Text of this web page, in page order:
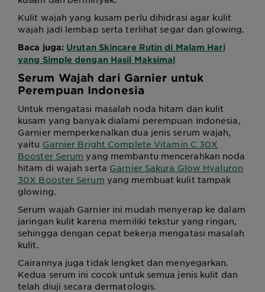
Kulit wajah yang kusam perlu dihidrasi agar kulit
wajah jadi lembap serta terlihat segar dan glowing.
Baca juga: Urutan Skincare Rutin di Malam Hari
yang Simple dengan Hasil Maksimal
Serum Wajah dari Garnier untuk
Perempuan Indonesia
Untuk mengatasi masalah noda hitam dan kulit
kusam yang banyak dialami perempuan Indonesia,
Garnier memperkenalkan dua jenis serum wajah,
yaitu Garnier Bright Complete Vitamin C 30X
Booster Serum yang membantu mencerahkan noda
hitam di wajah serta Garnier Sakura Glow Hyaluron
30X Booster Serum yang membuat kulit tampak
glowing.
Serum wajah Garnier ini mudah menyerap ke dalam
jaringan kulit karena memiliki tekstur yang ringan,
sehingga dengan cepat bekerja mengatasi masalah
kulit.
Cairannya juga tidak lengket dan menyegarkan.
Kedua serum ini cocok untuk semua jenis kulit dan
telah diuji secara dermatologis.